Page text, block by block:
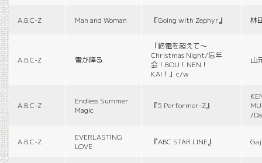
A.B.C-Z Man and Woman 『Going with Zephyr』 林
A.B.C-Z 雪が降る
「終電を超えて～
Christmas Night/忘年
会！BOU！NEN！
KAI！」c/w
山
A.B.C-Z
Endless Summer
Magic
『5 Performer-Z』
/
A.B.C-Z
EVERLASTING
LOVE
『ABC STAR LINE』